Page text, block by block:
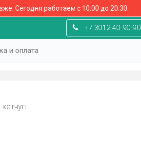
Сегодня работаем с 10:00 до 20:30.
+7 3012-40-90-90
и оплата